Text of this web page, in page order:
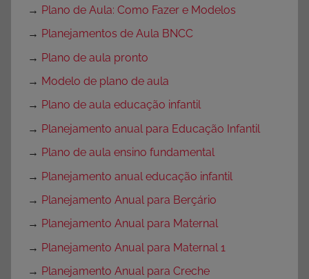
→ Plano de Aula: Como Fazer e Modelos
→ Planejamentos de Aula BNCC
→ Plano de aula pronto
→ Modelo de plano de aula
→ Plano de aula educação infantil
→ Planejamento anual para Educação Infantil
→ Plano de aula ensino fundamental
→ Planejamento anual educação infantil
→ Planejamento Anual para Berçário
→ Planejamento Anual para Maternal
→ Planejamento Anual para Maternal 1
→ Planejamento Anual para Creche